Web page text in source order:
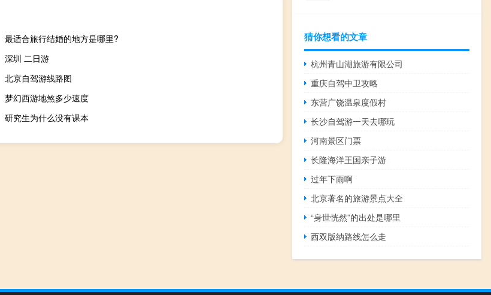
最适合旅行结婚的地方是哪里?
深圳 二日游
北京自驾游线路图
梦幻西游地煞多少速度
研究生为什么没有课本
猜你想看的文章
杭州青山湖旅游有限公司
重庆自驾中卫攻略
东营广饶温泉度假村
长沙自驾游一天去哪玩
河南景区门票
长隆海洋王国亲子游
过年下雨啊
北京著名的旅游景点大全
“身世恍然”的出处是哪里
西双版纳路线怎么走